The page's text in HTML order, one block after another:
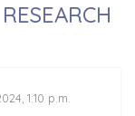
1:10 p.m.